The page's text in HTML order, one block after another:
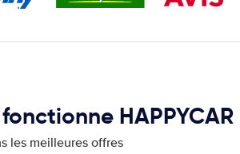
HAPPYCAR
les meilleures offres